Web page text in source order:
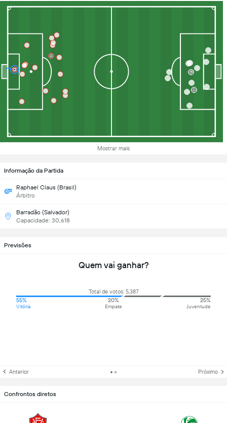
Mostrar mais
Informação da Partida
Raphael Claus (Brasil)
Árbitro
Barradão (Salvador)
Capacidade: 30,618
Previsões
Quem vai ganhar?
Total de votos: 5,387
55%
Vitória
20%
Empate
25%
Juventude
Anterior Próximo
Confrontos diretos